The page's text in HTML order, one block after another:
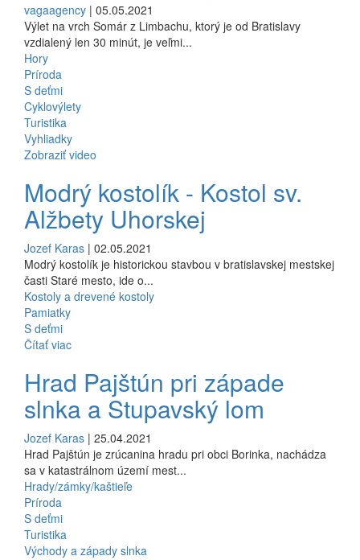
vagaagency | 05.05.2021
Výlet na vrch Somár z Limbachu, ktorý je od Bratislavy
vzdialený len 30 minút, je veľmi...
Hory
Príroda
S deťmi
Cyklovýlety
Turistika
Vyhliadky
Zobraziť video
Modrý kostolík - Kostol sv.
Alžbety Uhorskej
Jozef Karas | 02.05.2021
Modrý kostolík je historickou stavbou v bratislavskej mestskej
časti Staré mesto, ide o...
Kostoly a drevené kostoly
Pamiatky
S deťmi
Čítať viac
Hrad Pajštún pri západe
slnka a Stupavský lom
Jozef Karas | 25.04.2021
Hrad Pajštún je zrúcanina hradu pri obci Borinka, nachádza
sa v katastrálnom území mest...
Hrady/zámky/kaštieľe
Príroda
S deťmi
Turistika
Východy a západy slnka